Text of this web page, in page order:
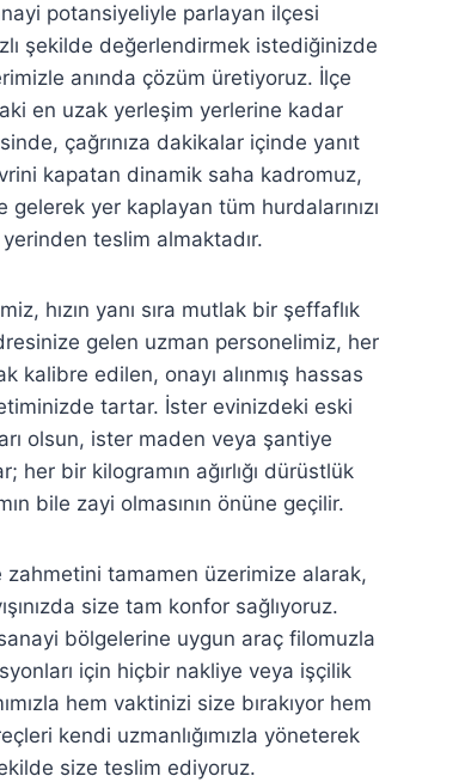
potansiyeliyle parlayan ilçesi
şekilde değerlendirmek istediğinizde
anında çözüm üretiyoruz. İlçe
en uzak yerleşim yerlerine kadar
çağrınıza dakikalar içinde yanıt
kapatan dinamik saha kadromuz,
gelerek yer kaplayan tüm hurdalarınızı
teslim almaktadır.
hızın yanı sıra mutlak bir şeffaflık
gelen uzman personelimiz, her
kalibre edilen, onayı alınmış hassas
tartar. İster evinizdeki eski
olsun, ister maden veya şantiye
her bir kilogramın ağırlığı dürüstlük
bile zayi olmasının önüne geçilir.
zahmetini tamamen üzerimize alarak,
size tam konfor sağlıyoruz.
bölgelerine uygun araç filomuzla
için hiçbir nakliye veya işçilik
hem vaktinizi size bırakıyor hem
kendi uzmanlığımızla yöneterek
size teslim ediyoruz.